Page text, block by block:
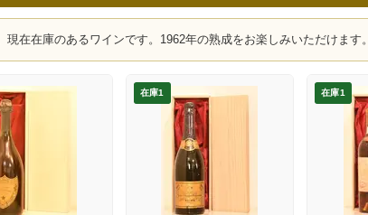
現在在庫のあるワインです。1962年の熟成をお楽しみいただけます。
在庫1 在庫1